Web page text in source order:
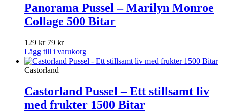
Panorama Pussel – Marilyn Monroe
Collage 500 Bitar
129kr Det
ursprungliga
priset
var:
79 krDet
nuvarande
priset
Lägg till i varukorg
Castorland
Castorland Pussel – Ett stillsamt liv
med frukter 1500 Bitar